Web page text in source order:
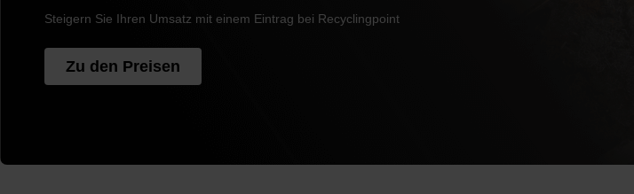
Steigern Sie Ihren Umsatz mit einem Eintrag bei Recyclingpoint
Zu den Preisen